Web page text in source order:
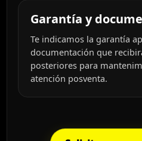
Garantía y
Te indicamos la garantía
documentación que
posteriores para
atención posventa.